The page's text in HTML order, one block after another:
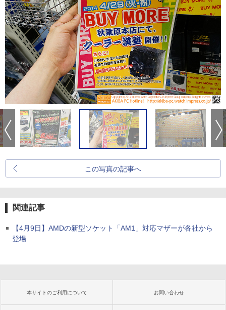
この写真の記事へ
関連記事
【4月9日】AMDの新型ソケット「AM1」対応マザーが各社から
登場
本サイトのご利用について お問い合わせ